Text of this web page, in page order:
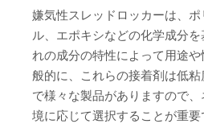
嫌気性スレッドロッカーは、ポ
ル、エポキシなどの化学成分
れの成分の特性によって用途
般的に、これらの接着剤は低
で様々な製品がありますので
境に応じて選択することが重要